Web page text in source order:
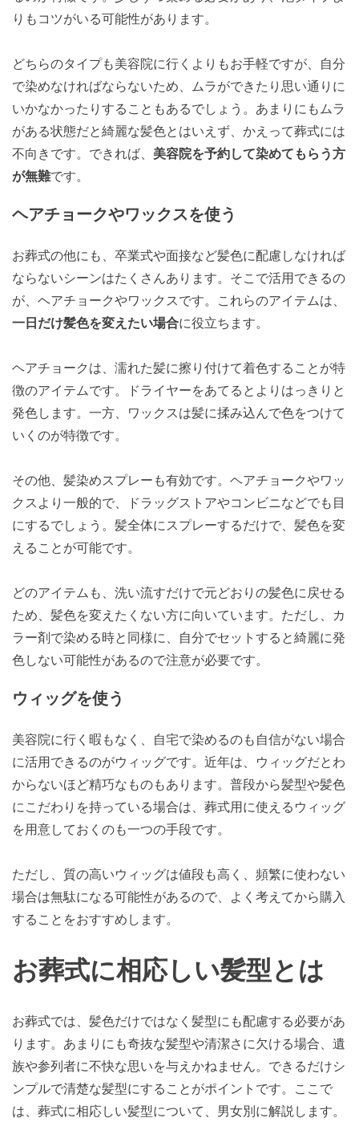
りもコツがいる可能性があります。
どちらのタイプも美容院に行くよりもお手軽ですが、自分
で染めなければならないため、ムラができたり思い通りに
いかなかったりすることもあるでしょう。あまりにもムラ
がある状態だと綺麗な髪色とはいえず、かえって葬式には
不向きです。できれば、 美容院を予約して染めてもらう方
が無難です。
ヘアチョークやワックスを使う
お葬式の他にも、卒業式や面接など髪色に配慮しなければ
ならないシーンはたくさんあります。そこで活用できるの
が、ヘアチョークやワックスです。これらのアイテムは、
一日だけ髪色を変えたい場合に役立ちます。
ヘアチョークは、濡れた髪に擦り付けて着色することが特
徴のアイテムです。ドライヤーをあてるとよりはっきりと
発色します。一方、ワックスは髪に揉み込んで色をつけて
いくのが特徴です。
その他、髪染めスプレーも有効です。ヘアチョークやワッ
クスより一般的で、ドラッグストアやコンビニなどでも目
にするでしょう。髪全体にスプレーするだけで、髪色を変
えることが可能です。
どのアイテムも、洗い流すだけで元どおりの髪色に戻せる
ため、髪色を変えたくない方に向いています。ただし、カ
ラー剤で染める時と同様に、自分でセットすると綺麗に発
色しない可能性があるので注意が必要です。
ウィッグを使う
美容院に行く暇もなく、自宅で染めるのも自信がない場合
に活用できるのがウィッグです。近年は、ウィッグだとわ
からないほど精巧なものもあります。普段から髪型や髪色
にこだわりを持っている場合は、葬式用に使えるウィッグ
を用意しておくのも一つの手段です。
ただし、質の高いウィッグは値段も高く、頻繁に使わない
場合は無駄になる可能性があるので、よく考えてから購入
することをおすすめします。
お葬式に相応しい髪型とは
お葬式では、髪色だけではなく髪型にも配慮する必要があ
ります。あまりにも奇抜な髪型や清潔さに欠ける場合、遺
族や参列者に不快な思いを与えかねません。できるだけシ
ンプルで清楚な髪型にすることがポイントです。ここで
は、葬式に相応しい髪型について、男女別に解説します。